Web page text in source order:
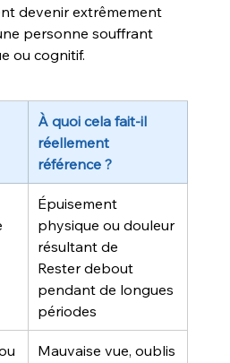
devenir extrêmement
personne souffrant
ou cognitif.
À quoi cela fait-il
réellement
référence ?
Épuisement
physique ou douleur
résultant de
Rester debout
pendant de longues
périodes
Mauvaise vue, oublis